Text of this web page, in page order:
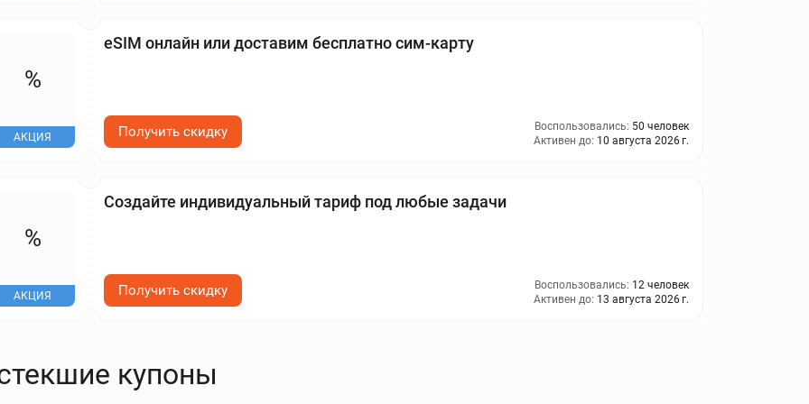
eSIM онлайн или доставим бесплатно сим-карту
%
АКЦИЯ
Воспользовались: 50 человек
Активен до: 10 августа 2026 г.
Получить скидку
Создайте индивидуальный тариф под любые задачи
%
АКЦИЯ
Воспользовались: 12 человек
Активен до: 13 августа 2026 г.
Получить скидку
купоны